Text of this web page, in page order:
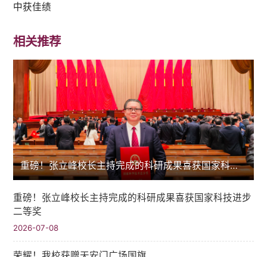
中获佳绩
相关推荐
重磅！张立峰校长主持完成的科研成果喜获国家科技进步二等奖
重磅！张立峰校长主持完成的科研成果喜获国家科技进步
二等奖
2026-07-08